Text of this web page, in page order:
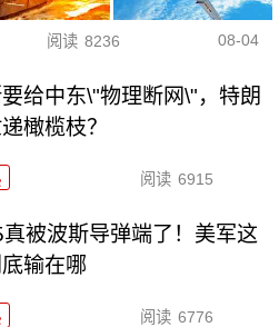
阅读 8236 08-04
给中东\"物理断网\"，特朗
橄榄枝？
阅读 6915
被波斯导弹端了！美军这
输在哪
阅读 6776